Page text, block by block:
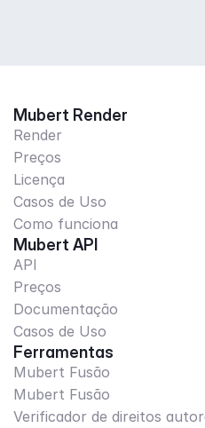
Mubert Render
Render
Preços
Licença
Casos de Uso
Como funciona
Mubert API
API
Preços
Documentação
Casos de Uso
Ferramentas
Mubert Fusão
Mubert Fusão
Verificador de direitos